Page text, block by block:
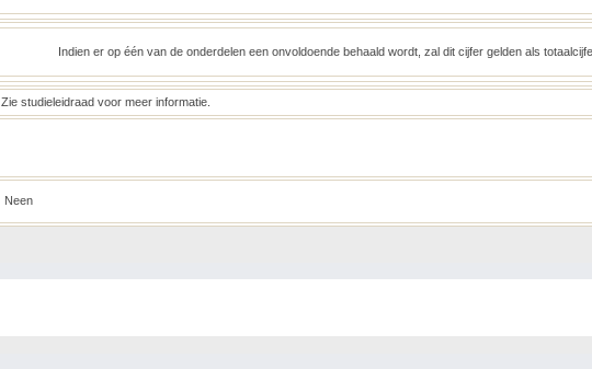
Indien er op één van de onderdelen een onvoldoende behaald wordt, zal dit cijfer gelden als
Zie studieleidraad voor meer informatie.
Neen